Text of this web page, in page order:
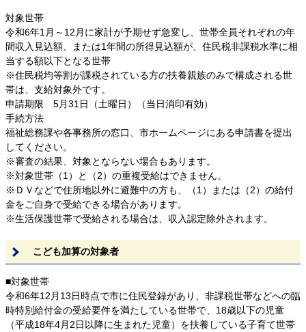
対象世帯
令和6年1月～12月に家計が予期せず急変し、世帯全員それぞれの年
間収入見込額、または1年間の所得見込額が、住民税非課税水準に相
当する額以下となる世帯
※住民税均等割が課税されている方の扶養親族のみで構成される世
帯は、支給対象外です。
申請期限 5月31日（土曜日）（当日消印有効）
手続方法
福祉総務課や各事務所の窓口、市ホームページにある申請書を提出
してください。
※審査の結果、対象とならない場合もあります。
※対象世帯（1）と（2）の重複受給はできません。
※ＤＶなどで住所地以外に避難中の方も、（1）または（2）の給付
金をご自身で受給できる場合があります。
※生活保護世帯で受給される場合は、収入認定除外されます。
こども加算の対象者
■対象世帯
令和6年12月13日時点で市に住民登録があり、非課税世帯などへの臨
時特別給付金の受給要件を満たしている世帯で、18歳以下の児童
（平成18年4月2日以降に生まれた児童）を扶養している子育て世帯